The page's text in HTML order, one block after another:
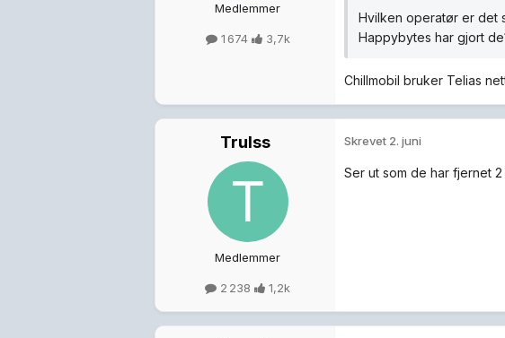
Medlemmer
1 674 3,7k
Hvilken operatør er det
Happybytes har gjort
Chillmobil bruker Telias
Trulss
Medlemmer
2 238 1,2k
Skrevet 2. juni
Ser ut som de har fjernet